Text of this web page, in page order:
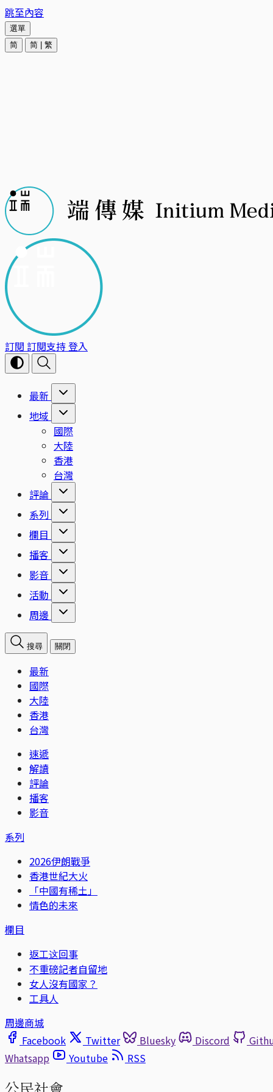
跳至內容
選單
简
简 繁
訂閱 訂閱支持登入
最新
地域
國際
大陸
香港
台灣
評論
系列
欄目
播客
影音
活動
周邊
搜尋 關閉
最新
國際
大陸
香港
台灣
速遞
解讀
評論
播客
影音
系列
2026伊朗戰爭
香港世紀大火
「中國有稀土」
情色的未來
欄目
返工这回事
不重磅記者自留地
女人沒有國家？
工具人
周邊商城
Facebook
Twitter Bluesky Discord
Whatsapp
Youtube RSS